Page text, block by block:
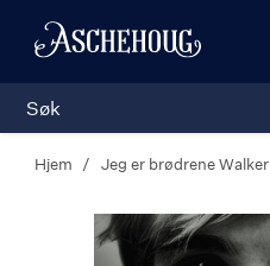
Hjem Jeg er brødrene Walker